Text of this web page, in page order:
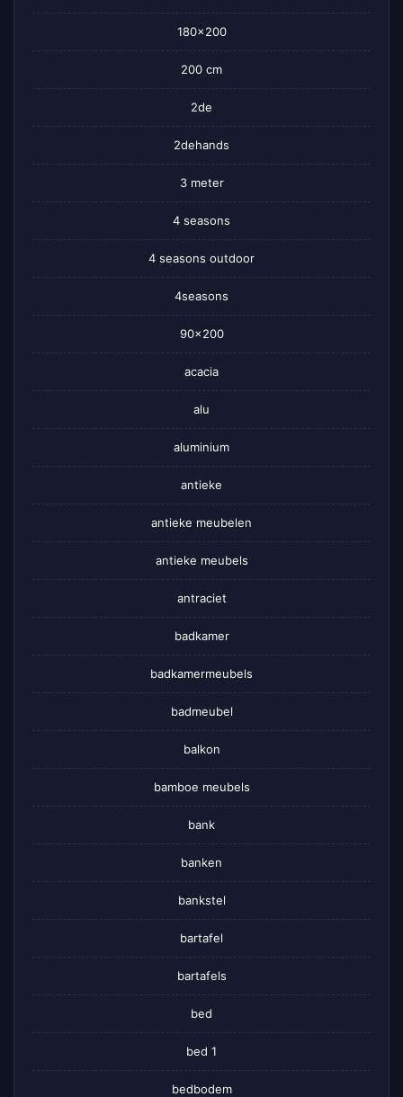
180×200
200 cm
2de
2dehands
3 meter
4 seasons
4 seasons outdoor
4seasons
90×200
acacia
alu
aluminium
antieke
antieke meubelen
antieke meubels
antraciet
badkamer
badkamermeubels
badmeubel
balkon
bamboe meubels
bank
banken
bankstel
bartafel
bartafels
bed
bed 1
bedbodem